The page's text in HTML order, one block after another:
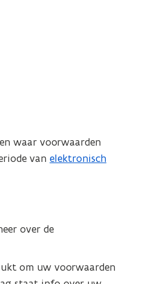
waar voorwaarden
vanelektronisch
over de
om uw voorwaarden